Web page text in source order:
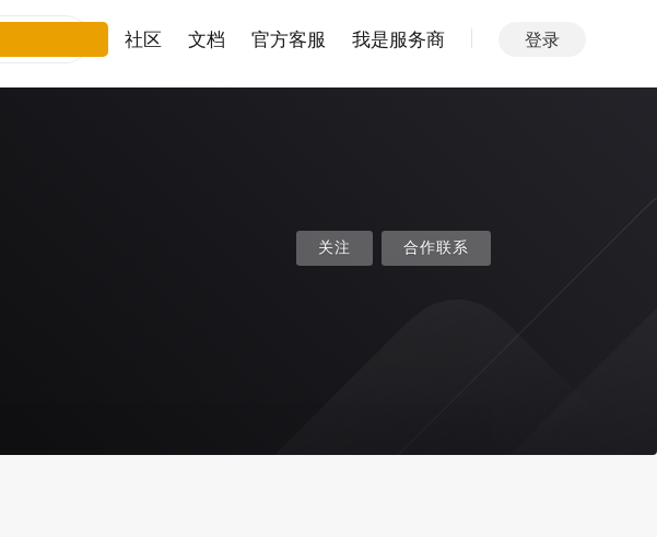
社区 文档 官方客服 我是服务商 登录
关注 合作联系